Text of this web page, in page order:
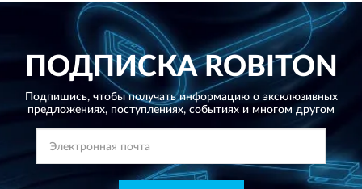
ПОДПИСКАROBITON
Подпишись, чтобы получать информацию о эксклюзивных
предложениях, поступлениях, событиях и многом другом